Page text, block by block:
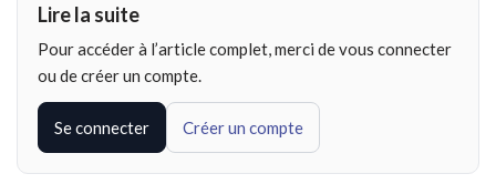
Lire la suite
Pour accéder à l’article complet, merci de vous connecter
ou de créer un compte.
Se connecter Créer un compte